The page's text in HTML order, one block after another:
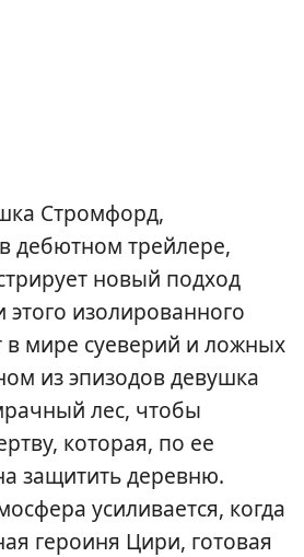
Стромфорд,
дебютном трейлере,
новый подход
изолированного
в мире суеверий и ложных
из эпизодов девушка
лес, чтобы
которая, по ее
защитить деревню.
усиливается, когда
героиня Цири, готовая